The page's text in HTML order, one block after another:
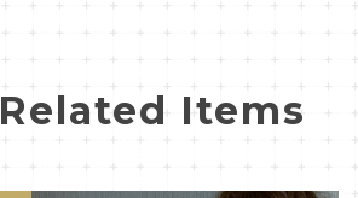
Related Items